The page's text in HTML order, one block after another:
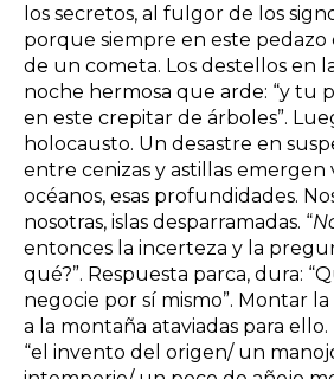
los secretos, al fulgor de los
porque siempre en este
de un cometa. Los destellos en
noche hermosa que arde: “y tu
en este crepitar de árboles”.
holocausto. Un desastre en
entre cenizas y astillas emergen
océanos, esas profundidades.
nosotras, islas desparramadas. “
entonces la incerteza y la
qué?”. Respuesta parca, dura:
negocie por sí mismo”. Montar
a la montaña ataviadas para
“el invento del origen/ un